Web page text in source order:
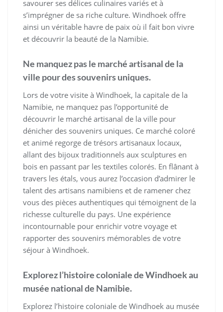
savourer ses délices culinaires variés et à
s’imprégner de sa riche culture. Windhoek offre
ainsi un véritable havre de paix où il fait bon vivre
et découvrir la beauté de la Namibie.
Ne manquez pas le marché artisanal de la
ville pour des souvenirs uniques.
Lors de votre visite à Windhoek, la capitale de la
Namibie, ne manquez pas l’opportunité de
découvrir le marché artisanal de la ville pour
dénicher des souvenirs uniques. Ce marché coloré
et animé regorge de trésors artisanaux locaux,
allant des bijoux traditionnels aux sculptures en
bois en passant par les textiles colorés. En flânant à
travers les étals, vous aurez l’occasion d’admirer le
talent des artisans namibiens et de ramener chez
vous des pièces authentiques qui témoignent de la
richesse culturelle du pays. Une expérience
incontournable pour enrichir votre voyage et
rapporter des souvenirs mémorables de votre
séjour à Windhoek.
Explorez l’histoire coloniale de Windhoek au
musée national de Namibie.
Explorez l’histoire coloniale de Windhoek au musée